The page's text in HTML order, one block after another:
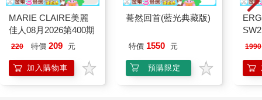
MARIE CLAIRE美麗
佳人08月2026第400期
220 特價 209 元
加入購物車
驀然回首(藍光典藏版)
特價 1550 元
預購限定
泳
1990